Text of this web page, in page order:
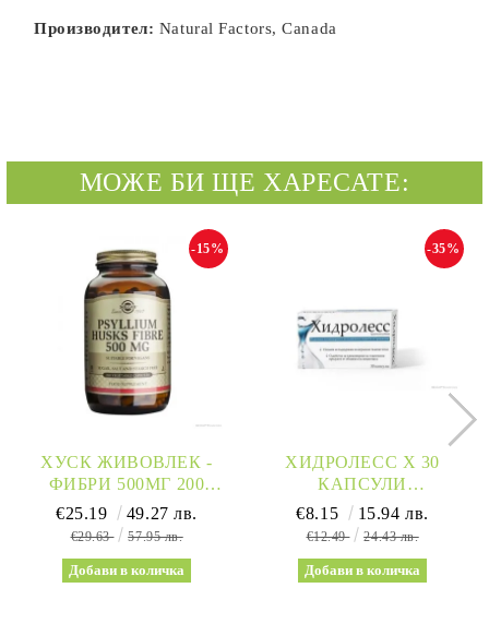
Производител: Natural Factors, Canada
МОЖЕ БИ ЩЕ ХАРЕСАТЕ:
ХУСК ЖИВОВЛЕК -
ФИБРИ 500МГ 200
КАПСУЛИ СОЛГАР |
SOLGAR
-15%
€25.19 49.27 лв.
€29.63 57.95 лв.
ХИДРОЛЕСС Х 30
КАПСУЛИ
NATURPRODUKT
(ДРЕНИРАНЕ,
-35%
€8.15 15.94 лв.
€12.49 24.43 лв.